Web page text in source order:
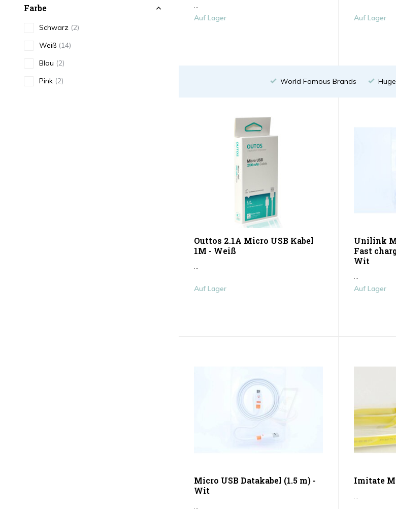
Farbe
Schwarz (2)
Weiß (14)
Blau (2)
Pink (2)
...
Auf Lager Auf Lager
World Famous Brands
Outtos 2.1A Micro USB Kabel
1M - Weiß
...
Auf Lager
Unilink
Fast
Wit
...
Auf Lager
Micro USB Datakabel (1.5 m) -
Wit
Imitate